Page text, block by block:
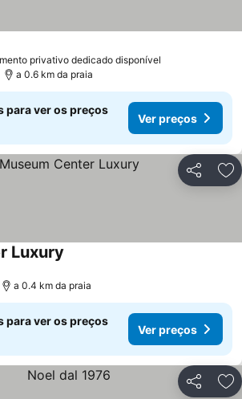
privativo dedicado disponível
a 0.6 km da praia
para ver os preços
Ver preços
Partilhar
Luxury
a 0.4 km da praia
para ver os preços
Ver preços
Partilhar